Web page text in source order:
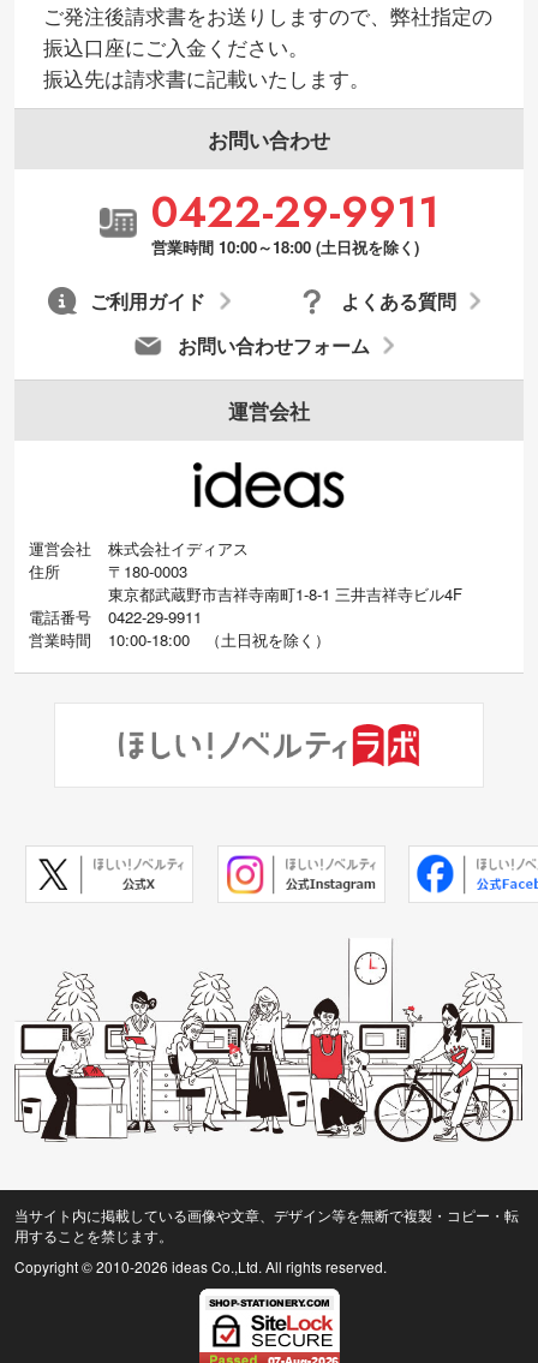
ご発注後請求書をお送りしますので、弊社指定の
振込口座にご入金ください。
振込先は請求書に記載いたします。
お問い合わせ
0422-29-9911
営業時間 10:00～18:00 (土日祝を除く)
お問い合わせフォーム
よくある質問
ご利用ガイド
運営会社
運営会社
株式会社イディアス
住所
〒180-0003
東京都武蔵野市吉祥寺南町1-8-1 三井吉祥寺ビル4F
電話番号
0422-29-9911
営業時間
10:00-18:00 （土日祝を除く）
当サイト内に掲載している画像や文章、デザイン等を無断で複製・コピー・転
用することを禁じます。
Copyright © 2010-2026 ideas Co.,Ltd. All rights reserved.